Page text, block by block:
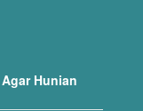
Hunian